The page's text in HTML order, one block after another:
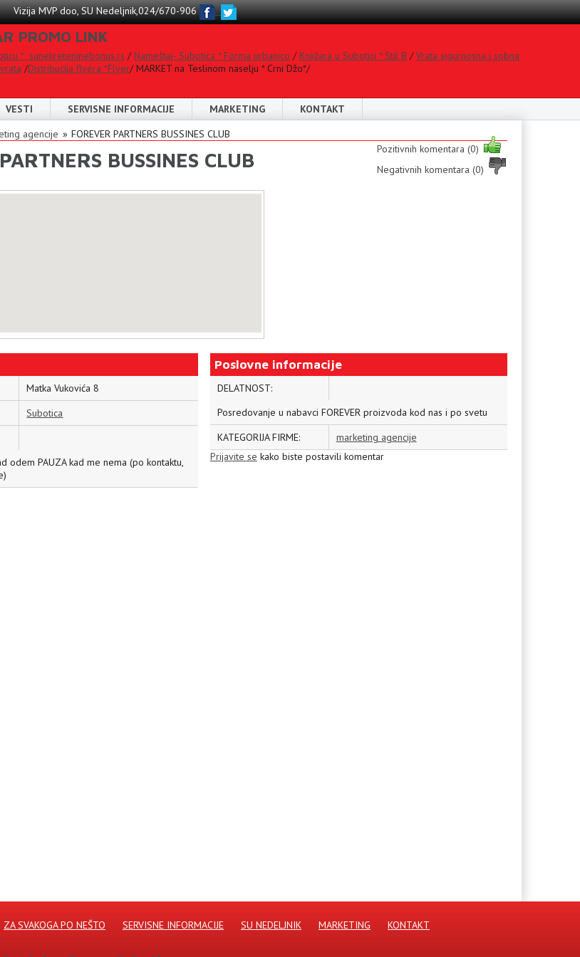
Vizija MVP doo, SU Nedeljnik,024/670-906
PROMO LINK
* sunekreteninebonus.rs /Nameštaj- Subotica * Forma urbanico /Knjižara u Subotici * Stil B /Vrata sigurnosna i sobna
/Distribucija flyera *Flyer/ MARKET na Teslinom naselju * Crni Džo*/
VESTI SERVISNE INFORMACIJE MARKETING KONTAKT
agencije FOREVER PARTNERS BUSSINES CLUB
BUSSINES CLUB
Pozitivnih komentara (0)
Negativnih komentara (0)
Matka Vukovića 8
Subotica
odem PAUZA kad me nema (po kontaktu,
Poslovne informacije
DELATNOST:
Posredovanje u nabavci FOREVER proizvoda kod nas i po svetu
KATEGORIJA FIRME:
marketing agencije
Prijavite se kako biste postavili komentar
ZA SVAKOGA PO NEŠTO SERVISNE INFORMACIJE SU NEDELJNIK MARKETING KONTAKT